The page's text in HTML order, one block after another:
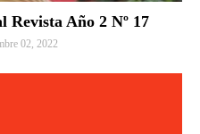
Revista Año 2 Nº 17
02, 2022